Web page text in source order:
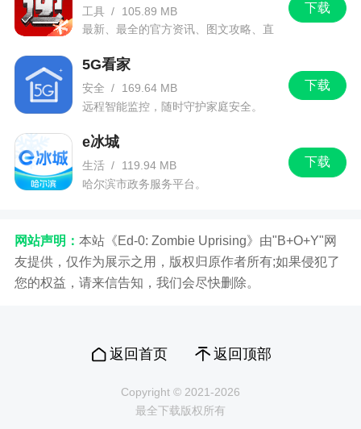
话就能直接进行设置，来电秀内容，实时更新，惊
喜连连，分类细致，可按照分类直接查找，支持向
好友一键分享喜欢的
更新日志
多来电v2.0.3.0更新日志
1、修复bug，针对隐私政策进行了优化调整；
榜；
3、新增透明壁纸、透明来电秀设置功能，体验
实时来电秀，走路接听电话更安全；
网也可以随时看；
下载
工具 /
105.89 MB
最新、最全的官方资讯、图文攻略、直
下载
5G看家
安全 /
169.64 MB
远程智能监控，随时守护家庭安全。
下载
e冰城
生活 /
119.94 MB
哈尔滨市政务服务平台。
网站声明： 本站《Ed-0: Zombie Uprising》由"B+O+Y"网
友提供，仅作为展示之用，版权归原作者所有;如果侵犯了
您的权益，请来信告知，我们会尽快删除。
返回首页 返回顶部
Copyright © 2021-2026
最全下载版权所有